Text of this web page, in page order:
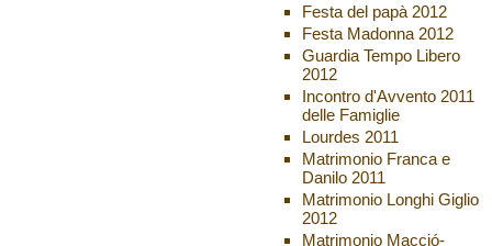
Festa del papà 2012
Festa Madonna 2012
Guardia Tempo Libero
2012
Incontro d'Avvento 2011
delle Famiglie
Lourdes 2011
Matrimonio Franca e
Danilo 2011
Matrimonio Longhi Giglio
2012
Matrimonio Macció-